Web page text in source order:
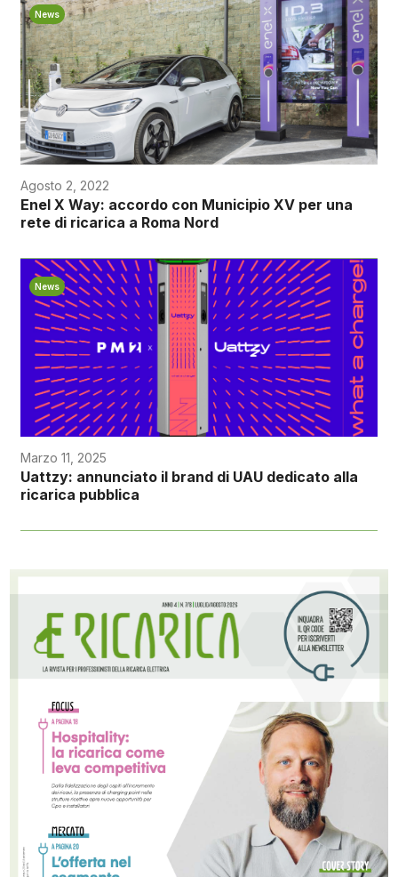
News
Agosto 2, 2022
Enel X Way: accordo con Municipio XV per una
rete di ricarica a Roma Nord
News
Marzo 11, 2025
Uattzy: annunciato il brand di UAU dedicato alla
ricarica pubblica